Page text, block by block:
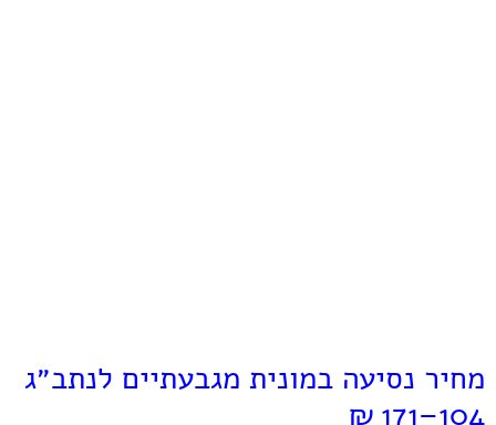
מחיר נסיעה במונית מגבעתיים לנתב״ג
104–171 ₪